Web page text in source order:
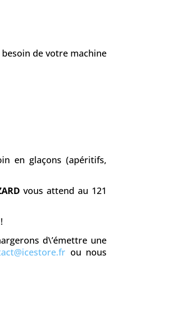
de votre machine
en glaçons (apéritifs,
vous attend au 121
!
d\’émettre une
ou nous